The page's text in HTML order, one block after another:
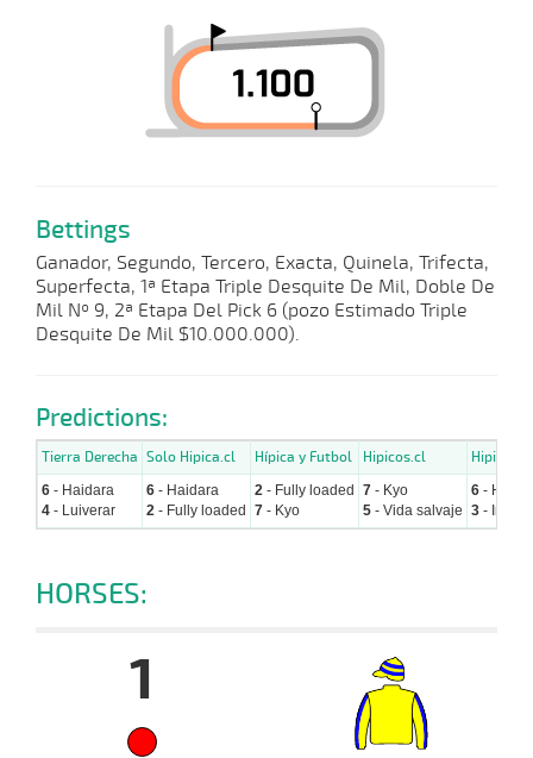
Bettings
Ganador, Segundo, Tercero, Exacta, Quinela, Trifecta,
Superfecta, 1ª Etapa Triple Desquite De Mil, Doble De
Mil Nº 9, 2ª Etapa Del Pick 6 (pozo Estimado Triple
Desquite De Mil $10.000.000).
Predictions:
Tierra Derecha Solo Hipica.cl Hípica y Futbol Hipicos.cl
6 - Haidara
4 - Luiverar
6 - Haidara
2 - Fully loaded
2 - Fully loaded
7 - Kyo
7 - Kyo
5 - Vida salvaje
6 -
3 - Irish
HORSES:
1